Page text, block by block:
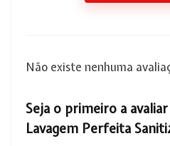
Não existe nenhuma
Seja o primeiro a
Lavagem Perfeita